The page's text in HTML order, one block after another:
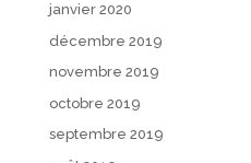
janvier 2020
décembre 2019
novembre 2019
octobre 2019
septembre 2019